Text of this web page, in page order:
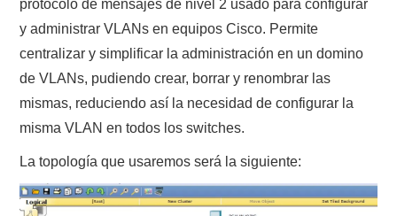
protocolo de mensajes de nivel 2 usado para configurar
y administrar VLANs en equipos Cisco. Permite
centralizar y simplificar la administración en un domino
de VLANs, pudiendo crear, borrar y renombrar las
mismas, reduciendo así la necesidad de configurar la
misma VLAN en todos los switches.
La topología que usaremos será la siguiente: